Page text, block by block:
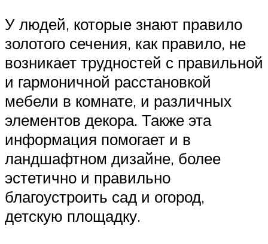
У людей, которые знают правило
золотого сечения, как правило, не
возникает трудностей с правильной
и гармоничной расстановкой
мебели в комнате, и различных
элементов декора. Также эта
информация помогает и в
ландшафтном дизайне, более
эстетично и правильно
благоустроить сад и огород,
детскую площадку.